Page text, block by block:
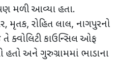
મળી આવ્યા હતા.
, મૃતક, રોહિત લાલ, નાગપુરનો
ક્વોલિટી કાઉન્સિલ ઓફ
હતો અને ગુરુગ્રામમાં ભાડાના